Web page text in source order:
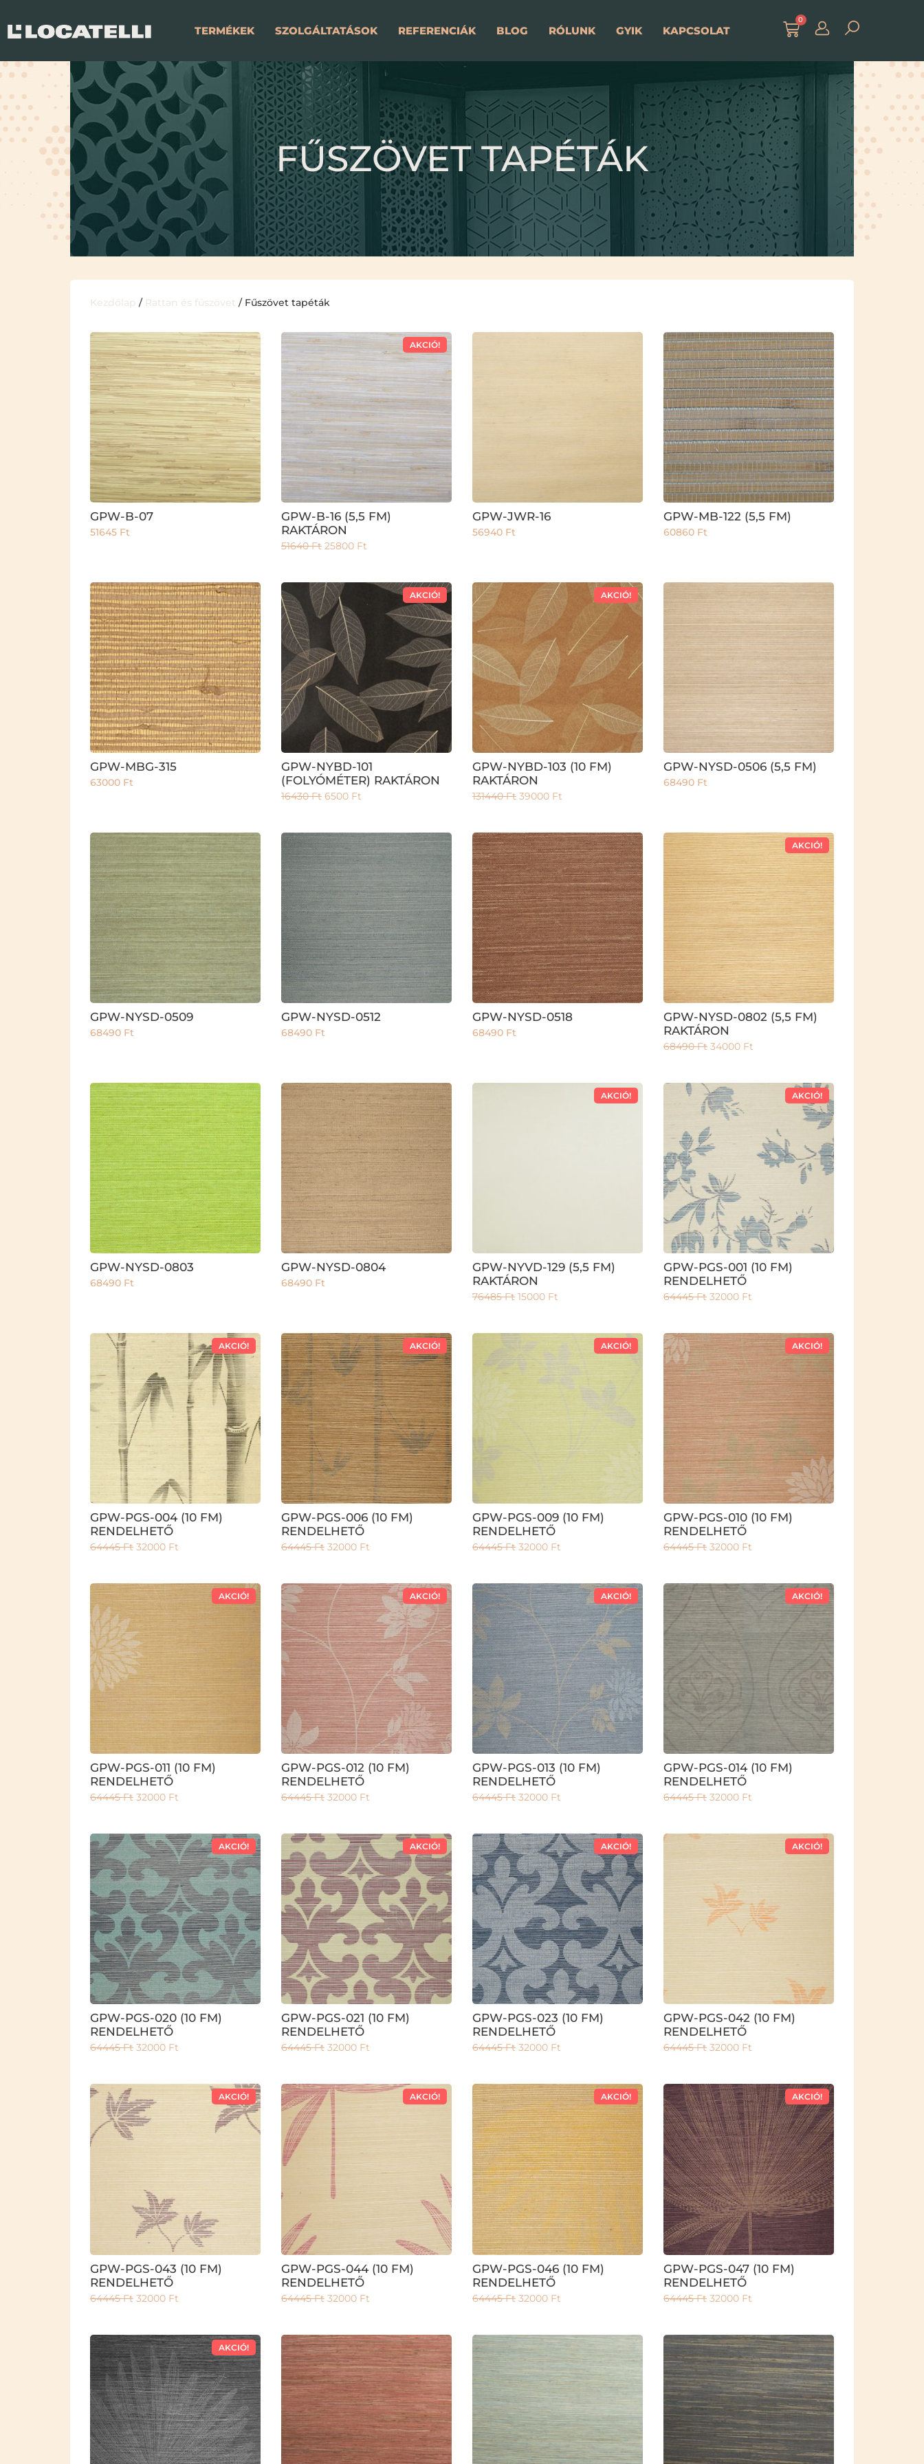
TERMÉKEK SZOLGÁLTATÁSOK REFERENCIÁK BLOG RÓLUNK GYIK KAPCSOLAT
0
FŰSZÖVET TAPÉTÁK
Kezdőlap / Rattan és fűszövet / Fűszövet tapéták
GPW-B-07
51645 Ft
AKCIÓ!
GPW-B-16 (5,5 FM)
RAKTÁRON
51640Ft 25800 Ft
GPW-JWR-16
56940 Ft
GPW-MB-122 (5,5 FM)
60860 Ft
GPW-MBG-315
63000 Ft
AKCIÓ!
GPW-NYBD-101
(FOLYÓMÉTER) RAKTÁRON
16430Ft 6500 Ft
AKCIÓ!
GPW-NYBD-103 (10 FM)
RAKTÁRON
131440Ft 39000 Ft
GPW-NYSD-0506 (5,5 FM)
68490 Ft
GPW-NYSD-0509
68490 Ft
GPW-NYSD-0512
68490 Ft
GPW-NYSD-0518
68490 Ft
AKCIÓ!
GPW-NYSD-0802 (5,5 FM)
RAKTÁRON
68490Ft 34000 Ft
GPW-NYSD-0803
68490 Ft
GPW-NYSD-0804
68490 Ft
AKCIÓ!
GPW-NYVD-129 (5,5 FM)
RAKTÁRON
76485Ft 15000 Ft
AKCIÓ!
GPW-PGS-001 (10 FM)
RENDELHETŐ
64445Ft 32000 Ft
AKCIÓ!
GPW-PGS-004 (10 FM)
RENDELHETŐ
64445Ft 32000 Ft
AKCIÓ!
GPW-PGS-006 (10 FM)
RENDELHETŐ
64445Ft 32000 Ft
AKCIÓ!
GPW-PGS-009 (10 FM)
RENDELHETŐ
64445Ft 32000 Ft
AKCIÓ!
GPW-PGS-010 (10 FM)
RENDELHETŐ
64445Ft 32000 Ft
AKCIÓ!
GPW-PGS-011 (10 FM)
RENDELHETŐ
64445Ft 32000 Ft
AKCIÓ!
GPW-PGS-012 (10 FM)
RENDELHETŐ
64445Ft 32000 Ft
AKCIÓ!
GPW-PGS-013 (10 FM)
RENDELHETŐ
64445Ft 32000 Ft
AKCIÓ!
GPW-PGS-014 (10 FM)
RENDELHETŐ
64445Ft 32000 Ft
AKCIÓ!
GPW-PGS-020 (10 FM)
RENDELHETŐ
64445Ft 32000 Ft
AKCIÓ!
GPW-PGS-021 (10 FM)
RENDELHETŐ
64445Ft 32000 Ft
AKCIÓ!
GPW-PGS-023 (10 FM)
RENDELHETŐ
64445Ft 32000 Ft
AKCIÓ!
GPW-PGS-042 (10 FM)
RENDELHETŐ
64445Ft 32000 Ft
AKCIÓ!
GPW-PGS-043 (10 FM)
RENDELHETŐ
64445Ft 32000 Ft
AKCIÓ!
GPW-PGS-044 (10 FM)
RENDELHETŐ
64445Ft 32000 Ft
AKCIÓ!
GPW-PGS-046 (10 FM)
RENDELHETŐ
64445Ft 32000 Ft
AKCIÓ!
GPW-PGS-047 (10 FM)
RENDELHETŐ
64445Ft 32000 Ft
AKCIÓ!